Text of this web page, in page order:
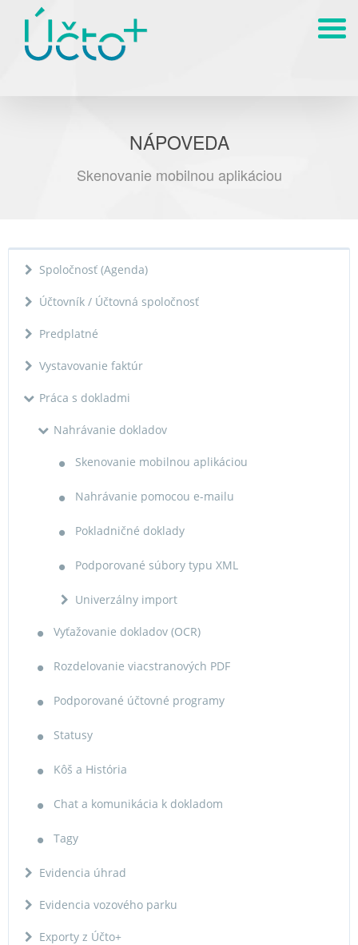
NÁPOVEDA
Skenovanie mobilnou aplikáciou
Spoločnosť (Agenda)
Účtovník / Účtovná spoločnosť
Predplatné
Vystavovanie faktúr
Práca s dokladmi
Nahrávanie dokladov
Skenovanie mobilnou aplikáciou
Nahrávanie pomocou e-mailu
Pokladničné doklady
Podporované súbory typu XML
Univerzálny import
Vyťažovanie dokladov (OCR)
Rozdelovanie viacstranových PDF
Podporované účtovné programy
Statusy
Kôš a História
Chat a komunikácia k dokladom
Tagy
Evidencia úhrad
Evidencia vozového parku
Exporty z Účto+